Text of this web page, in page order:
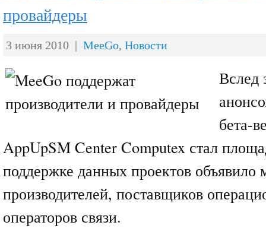
провайдеры
3 июня 2010 | MeeGo, Новости
Вслед
бета-
AppUpSM Center Computex стал
поддержке данных проектов объявило
производителей, поставщиков
операторов связи.